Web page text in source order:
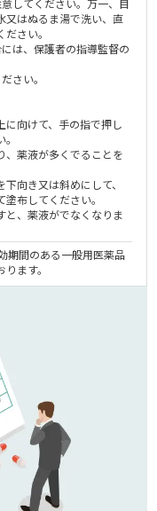
してください。万一、目
又はぬるま湯で洗い、直
さい。
は、保護者の指導監督の
さい。
に向けて、手の指で押し
、薬液が多くでることを
向き又は斜めにして、
布してください。
と、薬液がでなくなりま
期間のある一般用医薬品
ます。